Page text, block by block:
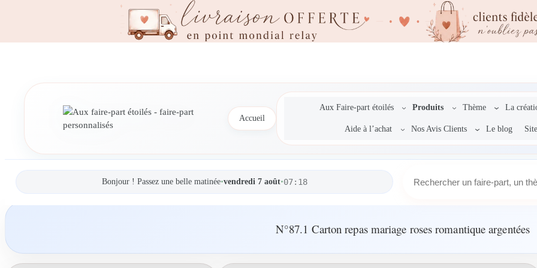
Accueil
Aux Faire-part étoilés Produits Thème La
Aide à l’achat Nos Avis Clients Le blog
Bonjour ! Passez une belle matinée•vendredi 7 août•07:18
r
h
N°87.1 Carton repas mariage roses romantique argentées